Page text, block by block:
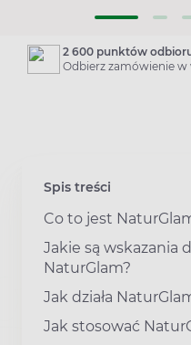
2 600 punktów
Odbierz zamówienie
Spis treści
Co to jest
Jakie są wskazania
NaturGlam?
Jak działa
Jak stosować